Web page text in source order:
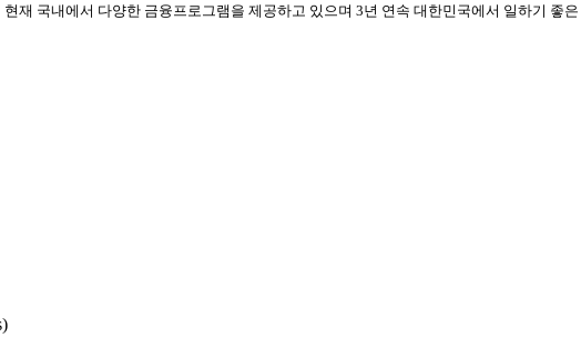
재 국내에서 다양한 금융프로그램을 제공하고 있으며 3년 연속 대한민국에서 일하기 좋